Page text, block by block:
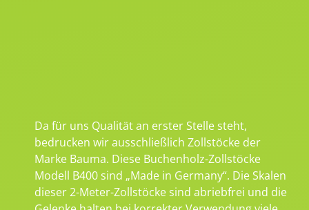
Da für uns Qualität an erster Stelle steht,
bedrucken wir ausschließlich Zollstöcke der
Marke Bauma. Diese Buchenholz-Zollstöcke
Modell B400 sind „Made in Germany“. Die Skalen
dieser 2-Meter-Zollstöcke sind abriebfrei und die